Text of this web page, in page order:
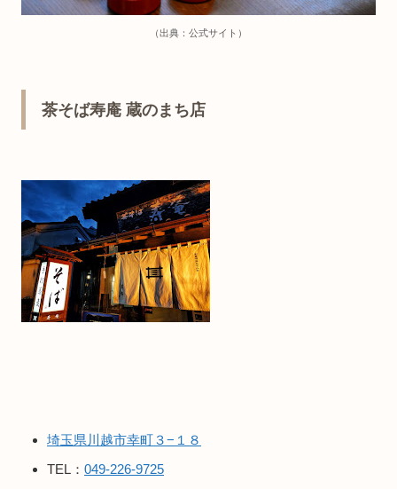
（出典：公式サイト）
茶そば寿庵 蔵のまち店
埼玉県川越市幸町３−１８
TEL： 049-226-9725